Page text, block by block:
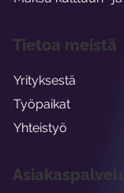
Asiakaspalvelu
Tietoa meistä
Yrityksestä
Työpaikat
Yhteistyö